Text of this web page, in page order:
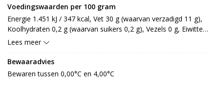
conserveermiddel: E250, E252]
Voedingswaarden per 100 gram
Energie 1.451 kJ / 347 kcal, Vet 30 g (waarvan verzadigd 11 g),
Koolhydraten 0,2 g (waarvan suikers 0,2 g), Vezels 0 g, Eiwitten
19 g, Zout 3,4 g.
Lees meer
Bewaaradvies
Bewaren tussen 0,00°C en 4,00°C